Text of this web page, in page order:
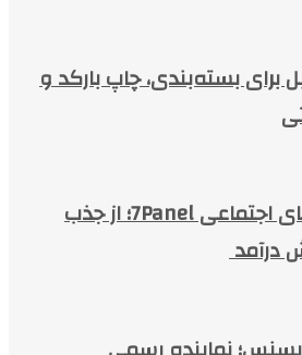
برای بسته‌بندی، چاپ بارکد و
خدمات شبکه‌های اجتماعی 7Panel؛ از جذب
درآمد